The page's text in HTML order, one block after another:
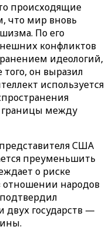
происходящие
что мир вновь
По его
конфликтов
идеологий,
он выразил
используется
между
США
преуменьшить
о риске
отношении народов
государств —